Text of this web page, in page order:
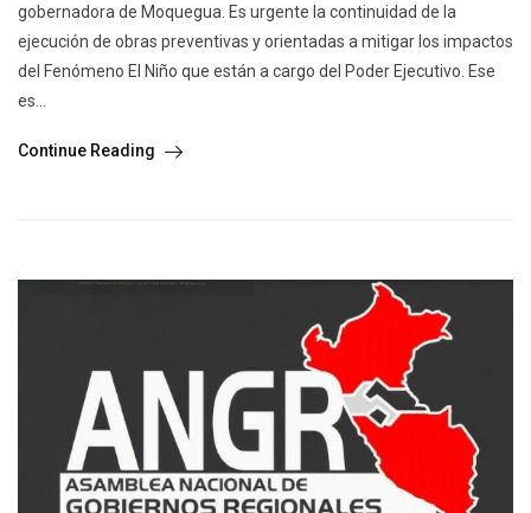
gobernadora de Moquegua. Es urgente la continuidad de la
ejecución de obras preventivas y orientadas a mitigar los impactos
del Fenómeno El Niño que están a cargo del Poder Ejecutivo. Ese
es...
Continue Reading